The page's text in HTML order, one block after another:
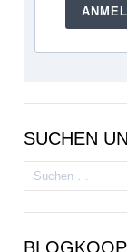
SUCHEN
Suchen
nach: